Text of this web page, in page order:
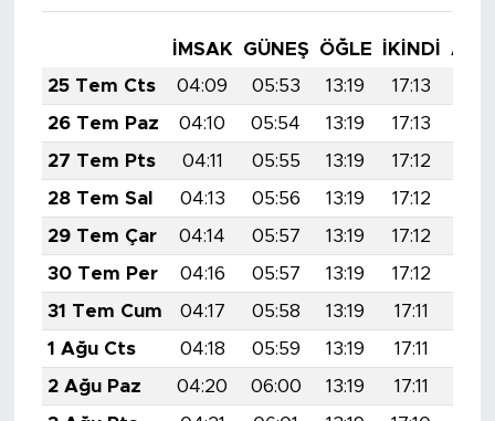
İMSAK GÜNEŞ ÖĞLE İKINDI
25 Tem Cts
04:09 05:53 13:19 17:13
26 Tem Paz
04:10 05:54 13:19 17:13
27 Tem Pts
04:11 05:55 13:19 17:12
28 Tem Sal
04:13 05:56 13:19 17:12
29 Tem Çar
04:14 05:57 13:19 17:12
30 Tem Per
04:16 05:57 13:19 17:12
31 Tem Cum
04:17 05:58 13:19 17:11
1 Ağu Cts
04:18 05:59 13:19 17:11
2 Ağu Paz
04:20 06:00 13:19 17:11